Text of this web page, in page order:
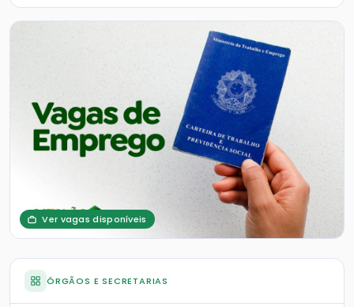
Ver vagas disponíveis
ÓRGÃOS E SECRETARIAS